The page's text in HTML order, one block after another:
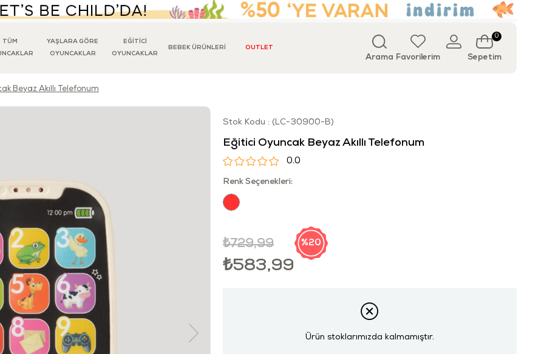
Arama Sepetim
0
Favorilerim
TÜM
YAŞLARA GÖRE
OYUNCAKLAR
EĞİTİCİ
OYUNCAKLAR
BEBEK ÜRÜNLERİ OUTLET
Beyaz Akıllı Telefonum
Stok Kodu (LC-30900-B)
Eğitici Oyuncak Beyaz Akıllı Telefonum
0.0
Renk Seçenekleri:
₺729,99
₺583,99
20
Ürün stoklarımızda kalmamıştır.